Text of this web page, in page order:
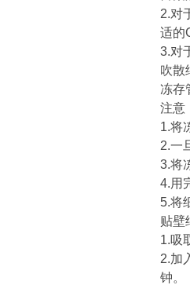
2.对
适的
3.对
吹散
冻存
注意
1.将
2.一
3.将
4.用
5.将
贴壁
1.吸
2.加
钟。